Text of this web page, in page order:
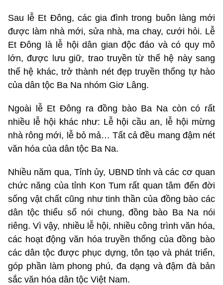
Sau lễ Et Đông, các gia đình trong buôn làng mới
được làm nhà mới, sửa nhà, ma chay, cưới hỏi. Lễ
Et Đông là lễ hội dân gian độc đáo và có quy mô
lớn, được lưu giữ, trao truyền từ thế hệ này sang
thế hệ khác, trở thành nét đẹp truyền thống tự hào
của dân tộc Ba Na nhóm Giơ Lâng.
Ngoài lễ Et Đông ra đồng bào Ba Na còn có rất
nhiều lễ hội khác như: Lễ hội cầu an, lễ hội mừng
nhà rông mới, lễ bỏ mả… Tất cả đều mang đậm nét
văn hóa của dân tộc Ba Na.
Nhiều năm qua, Tỉnh ủy, UBND tỉnh và các cơ quan
chức năng của tỉnh Kon Tum rất quan tâm đến đời
sống vật chất cũng như tinh thần của đồng bào các
dân tộc thiểu số nói chung, đồng bào Ba Na nói
riêng. Vì vậy, nhiều lễ hội, nhiều công trình văn hóa,
các hoạt động văn hóa truyền thống của đồng bào
các dân tộc được phục dựng, tôn tạo và phát triển,
góp phần làm phong phú, đa dạng và đậm đà bản
sắc văn hóa dân tộc Việt Nam.